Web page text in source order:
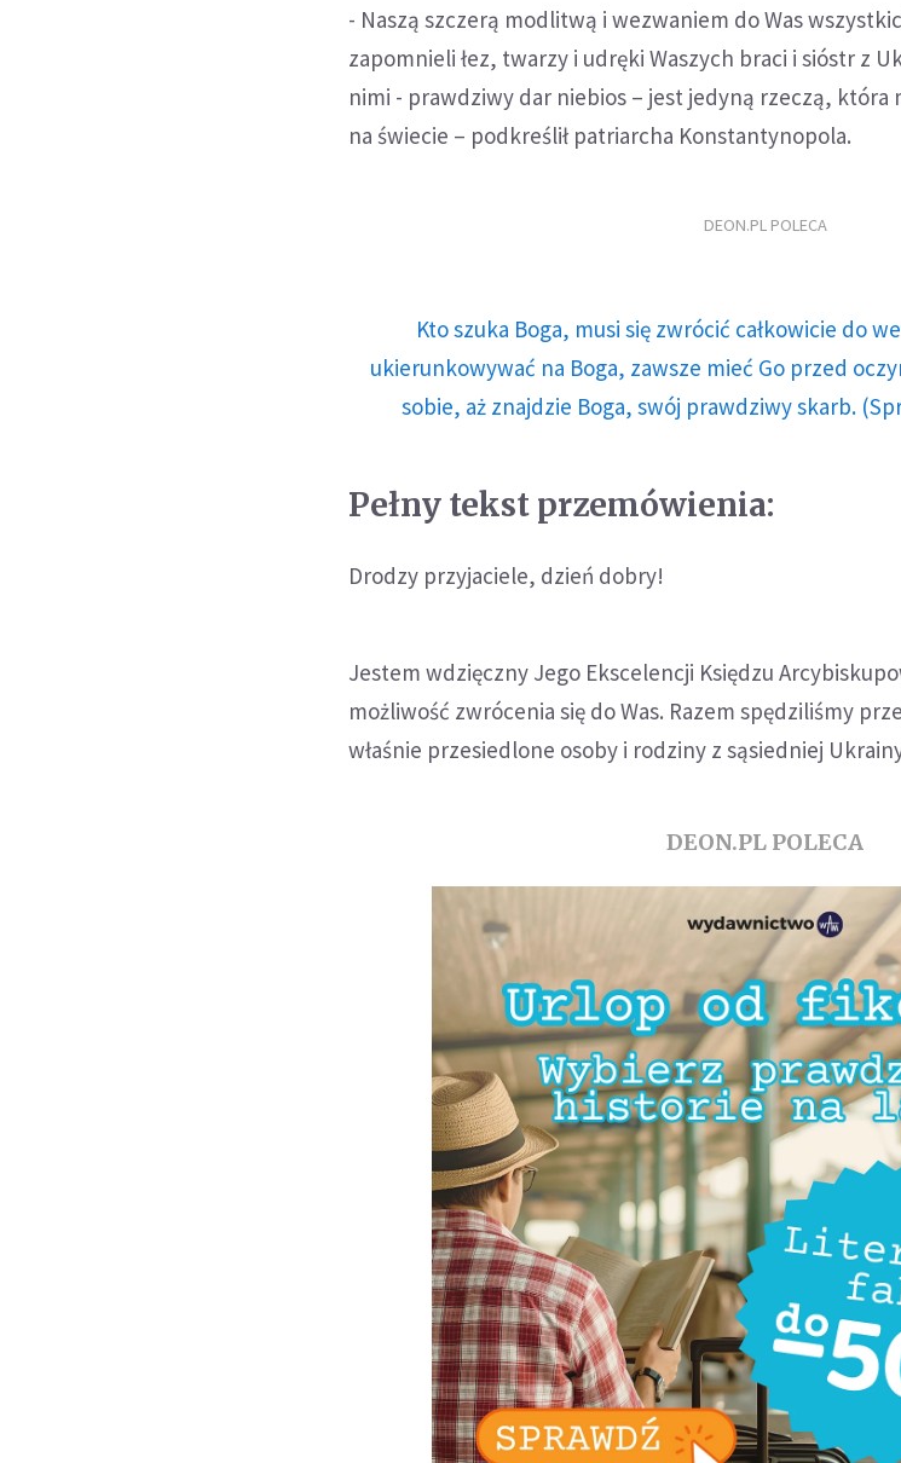
- Naszą szczerą modlitwą i wezwaniem do Was
zapomnieli łez, twarzy i udręki Waszych braci i sióstr z
nimi - prawdziwy dar niebios – jest jedyną rzeczą, która
na świecie – podkreślił patriarcha Konstantynopola.
DEON.PL POLECA
Kto szuka Boga, musi się zwrócić całkowicie do
ukierunkowywać na Boga, zawsze mieć Go przed
sobie, aż znajdzie Boga, swój prawdziwy skarb.
Pełny tekst przemówienia:
Drodzy przyjaciele, dzień dobry!
Jestem wdzięczny Jego Ekscelencji Księdzu
możliwość zwrócenia się do Was. Razem spędziliśmy
właśnie przesiedlone osoby i rodziny z sąsiedniej
DEON.PL POLECA